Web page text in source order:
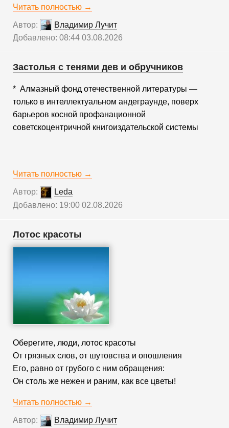
Читать полностью →
Автор:
Владимир Лучит
Добавлено: 08:44 03.08.2026
Застолья с тенями дев и обручников
* Алмазный фонд отечественной литературы —
только в интеллектуальном андеграунде, поверх
барьеров косной профанационной
советскоцентричной книгоиздательской системы
Читать полностью →
Автор:
Leda
Добавлено: 19:00 02.08.2026
Лотос красоты
Оберегите, люди, лотос красоты
От грязных слов, от шутовства и опошления
Его, равно от грубого с ним обращения:
Он столь же нежен и раним, как все цветы!
Читать полностью →
Автор:
Владимир Лучит